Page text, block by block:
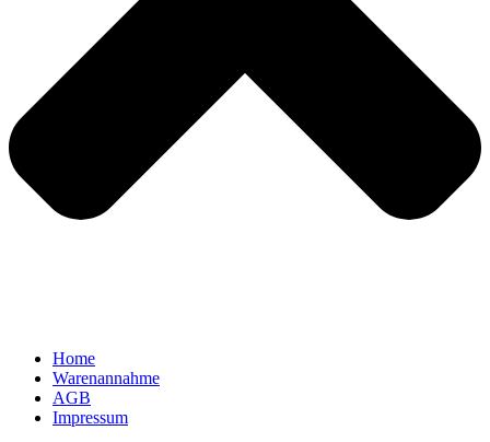
Home
Warenannahme
AGB
Impressum